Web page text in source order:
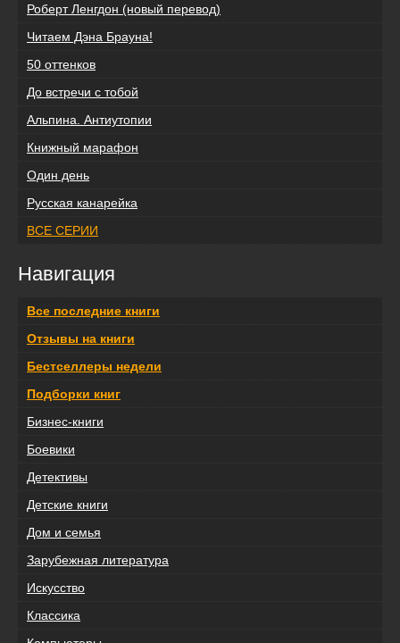
Роберт Ленгдон (новый перевод)
Читаем Дэна Брауна!
50 оттенков
До встречи с тобой
Альпина. Антиутопии
Книжный марафон
Один день
Русская канарейка
ВСЕ СЕРИИ
Навигация
Все последние книги
Отзывы на книги
Бестселлеры недели
Подборки книг
Бизнес-книги
Боевики
Детективы
Детские книги
Дом и семья
Зарубежная литература
Искусство
Классика